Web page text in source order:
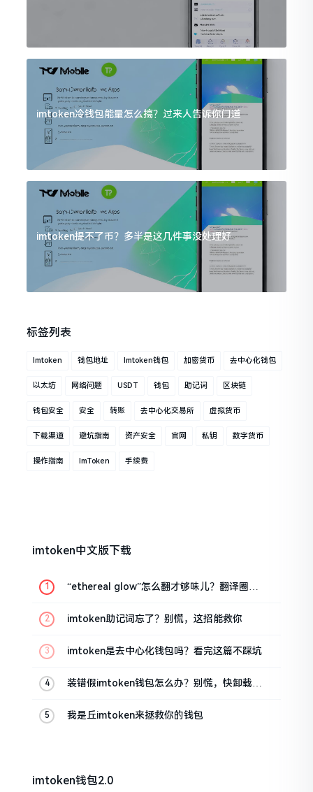
imtoken冷钱包能量怎么搞？过来人告诉你门道
imtoken提不了币？多半是这几件事没处理好
标签列表
Imtoken 钱包地址 Imtoken钱包 加密货币 去中心化钱包
以太坊 网络问题 USDT 钱包 助记词 区块链
钱包安全 安全 转账 去中心化交易所 虚拟货币
下载渠道 避坑指南 资产安全 官网 私钥 数字货币
操作指南 ImToken 手续费
imtoken中文版下载
“ethereal glow”怎么翻才够味儿？翻译圈老
imtoken助记词忘了？别慌，这招能救你
imtoken是去中心化钱包吗？看完这篇不踩坑
装错假imtoken钱包怎么办？别慌，快卸载，
我是丘imtoken来拯救你的钱包
imtoken钱包2.0